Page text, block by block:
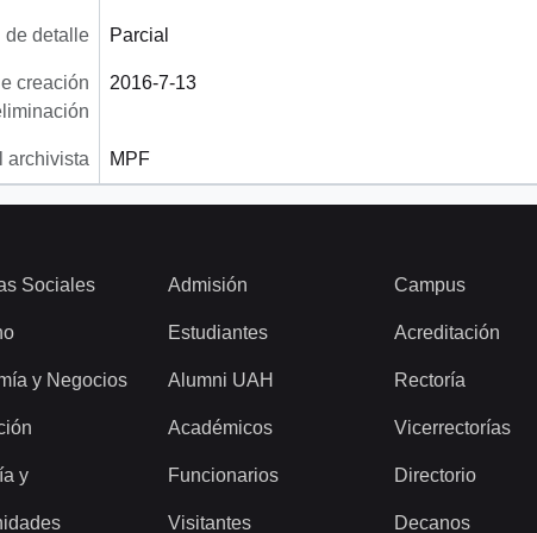
de detalle Parcial
creación
2016-7-13
archivista MPF
Sociales
y Negocios
y
Admisión
Estudiantes
Alumni UAH
Académicos
Funcionarios
Visitantes
Campus
Acreditación
Rectoría
Vicerrectorías
Directorio
Decanos